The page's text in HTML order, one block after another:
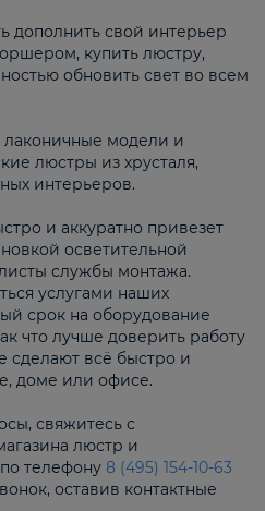
дополнить свой интерьер
купить люстру,
обновить свет во всем
лаконичные модели и
люстры из хрусталя,
интерьеров.
и аккуратно привезет
осветительной
службы монтажа.
услугами наших
срок на оборудование
что лучше доверить работу
сделают всё быстро и
доме или офисе.
свяжитесь с
люстр и
телефону 8 (495) 154-10-63
оставив контактные